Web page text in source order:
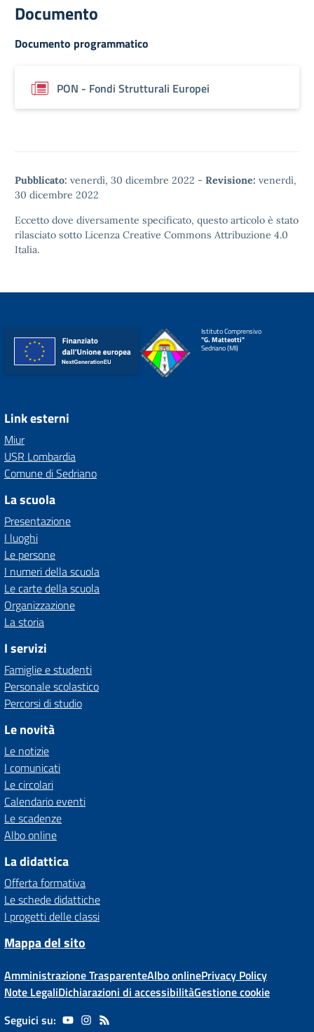
Documento
Documento programmatico
PON - Fondi Strutturali Europei
Pubblicato: venerdì, 30 dicembre 2022 - Revisione: venerdì,
30 dicembre 2022
Eccetto dove diversamente specificato, questo articolo è stato
rilasciato sotto Licenza Creative Commons Attribuzione 4.0
Italia.
Istituto Comprensivo
"G. Matteotti"
Sedriano (MI)
Link esterni
Miur
USR Lombardia
Comune di Sedriano
La scuola
Presentazione
I luoghi
Le persone
I numeri della scuola
Le carte della scuola
Organizzazione
La storia
I servizi
Famiglie e studenti
Personale scolastico
Percorsi di studio
Le novità
Le notizie
I comunicati
Le circolari
Calendario eventi
Le scadenze
Albo online
La didattica
Offerta formativa
Le schede didattiche
I progetti delle classi
Mappa del sito
Amministrazione TrasparenteAlbo onlinePrivacy Policy
Note LegaliDichiarazioni di accessibilitàGestione cookie
Seguici su: